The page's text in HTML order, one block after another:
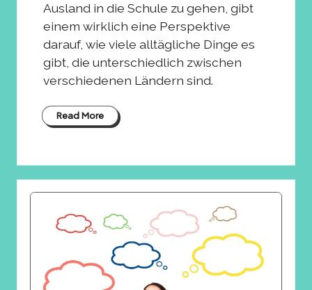
Ausland in die Schule zu gehen, gibt
einem wirklich eine Perspektive
darauf, wie viele alltägliche Dinge es
gibt, die unterschiedlich zwischen
verschiedenen Ländern sind.
Read More